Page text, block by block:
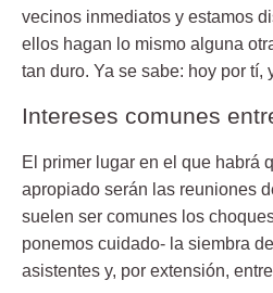
vecinos inmediatos y estamos
ellos hagan lo mismo alguna
tan duro. Ya se sabe: hoy por tí,
Intereses comunes
El primer lugar en el que habrá
apropiado serán las reuniones
suelen ser comunes los
ponemos cuidado- la siembra
asistentes y, por extensión,